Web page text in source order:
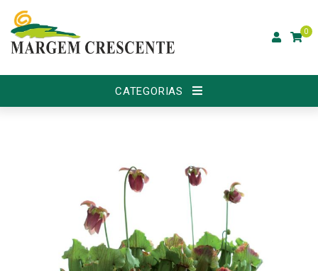
0
CATEGORIAS